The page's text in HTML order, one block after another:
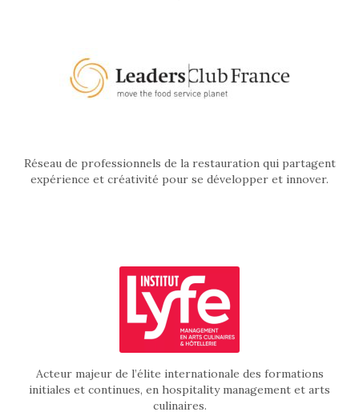
Réseau de professionnels de la restauration qui partagent
expérience et créativité pour se développer et innover.
Acteur majeur de l’élite internationale des formations
initiales et continues, en hospitality management et arts
culinaires.